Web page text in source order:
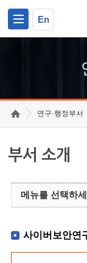
En
연구·행정부서
부서 소개
메뉴를 선택하
사이버보안연